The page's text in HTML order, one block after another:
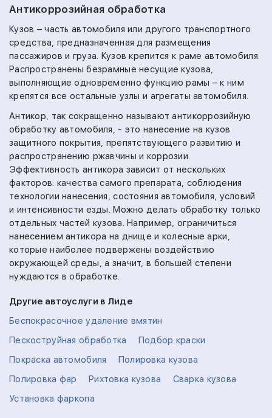
Антикоррозийная обработка
Кузов – часть автомобиля или другого транспортного
средства, предназначенная для размещения
пассажиров и груза. Кузов крепится к раме автомобиля.
Распространены безрамные несущие кузова,
выполняющие одновременно функцию рамы – к ним
крепятся все остальные узлы и агрегаты автомобиля.
Антикор, так сокращенно называют антикоррозийную
обработку автомобиля, - это нанесение на кузов
защитного покрытия, препятствующего развитию и
распространению ржавчины и коррозии.
Эффективность антикора зависит от нескольких
факторов: качества самого препарата, соблюдения
технологии нанесения, состояния автомобиля, условий
и интенсивности езды. Можно делать обработку только
отдельных частей кузова. Например, ограничиться
нанесением антикора на днище и колесные арки,
которые наиболее подвержены воздействию
окружающей среды, а значит, в большей степени
нуждаются в обработке.
Другие автоуслуги в Лиде
Беспокрасочное удаление вмятин
Пескоструйная обработка
Подбор краски
Покраска автомобиля
Полировка кузова
Полировка фар
Рихтовка кузова
Сварка кузова
Установка фаркопа